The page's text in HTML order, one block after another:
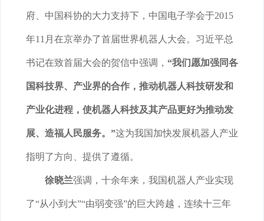
府、中国科协的大力支持下，中国电子学会于2015
年11月在京举办了首届世界机器人大会。习近平总
书记在致首届大会的贺信中强调， “我们愿加强同各
国科技界、产业界的合作，推动机器人科技研发和
产业化进程，使机器人科技及其产品更好为推动发
展、造福人民服务。”这为我国加快发展机器人产业
指明了方向、提供了遵循。
徐晓兰强调，十余年来，我国机器人产业实现
了“从小到大”“由弱变强”的巨大跨越，连续十三年